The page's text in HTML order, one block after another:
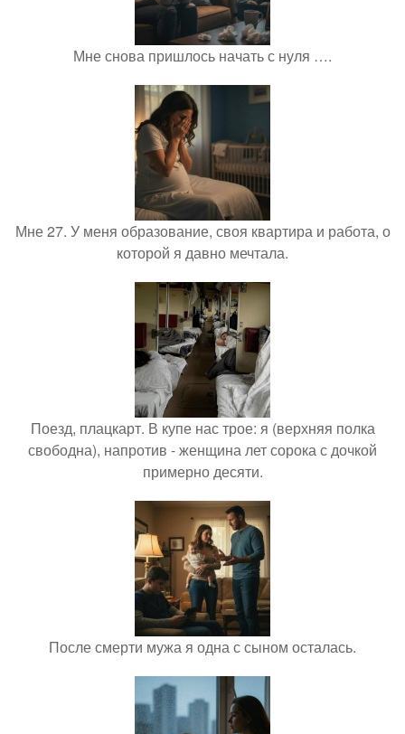
Мне снова пришлось начать с нуля ….
Мне 27. У меня образование, своя квартира и работа, о
которой я давно мечтала.
Поезд, плацкарт. В купе нас трое: я (верхняя полка
свободна), напротив - женщина лет сорока с дочкой
примерно десяти.
После смерти мужа я одна с сыном осталась.